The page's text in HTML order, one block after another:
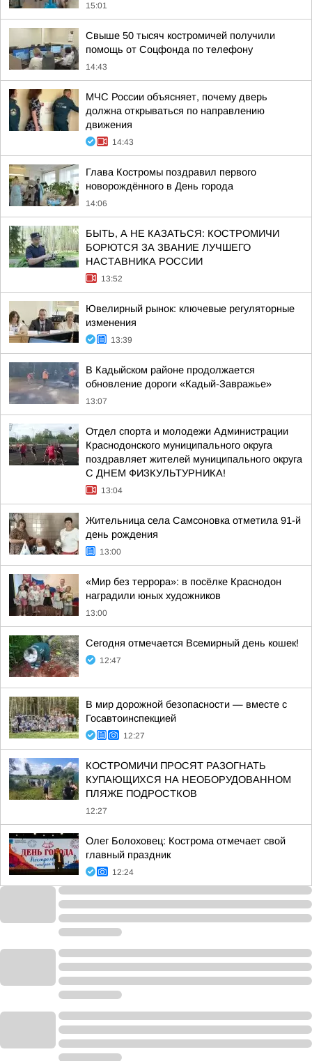
15:01
Свыше 50 тысяч костромичей получили
помощь от Соцфонда по телефону
14:43
МЧС России объясняет, почему дверь
должна открываться по направлению
движения
14:43
Глава Костромы поздравил первого
новорождённого в День города
14:06
БЫТЬ, А НЕ КАЗАТЬСЯ: КОСТРОМИЧИ
БОРЮТСЯ ЗА ЗВАНИЕ ЛУЧШЕГО
НАСТАВНИКА РОССИИ
13:52
Ювелирный рынок: ключевые регуляторные
изменения
13:39
В Кадыйском районе продолжается
обновление дороги «Кадый-Завражье»
13:07
Отдел спорта и молодежи Администрации
Краснодонского муниципального округа
поздравляет жителей муниципального округа
С ДНЕМ ФИЗКУЛЬТУРНИКА!
13:04
Жительница села Самсоновка отметила 91-й
день рождения
13:00
«Мир без террора»: в посёлке Краснодон
наградили юных художников
13:00
Сегодня отмечается Всемирный день кошек!
12:47
В мир дорожной безопасности — вместе с
Госавтоинспекцией
12:27
КОСТРОМИЧИ ПРОСЯТ РАЗОГНАТЬ
КУПАЮЩИХСЯ НА НЕОБОРУДОВАННОМ
ПЛЯЖЕ ПОДРОСТКОВ
12:27
Олег Болоховец: Кострома отмечает свой
главный праздник
12:24